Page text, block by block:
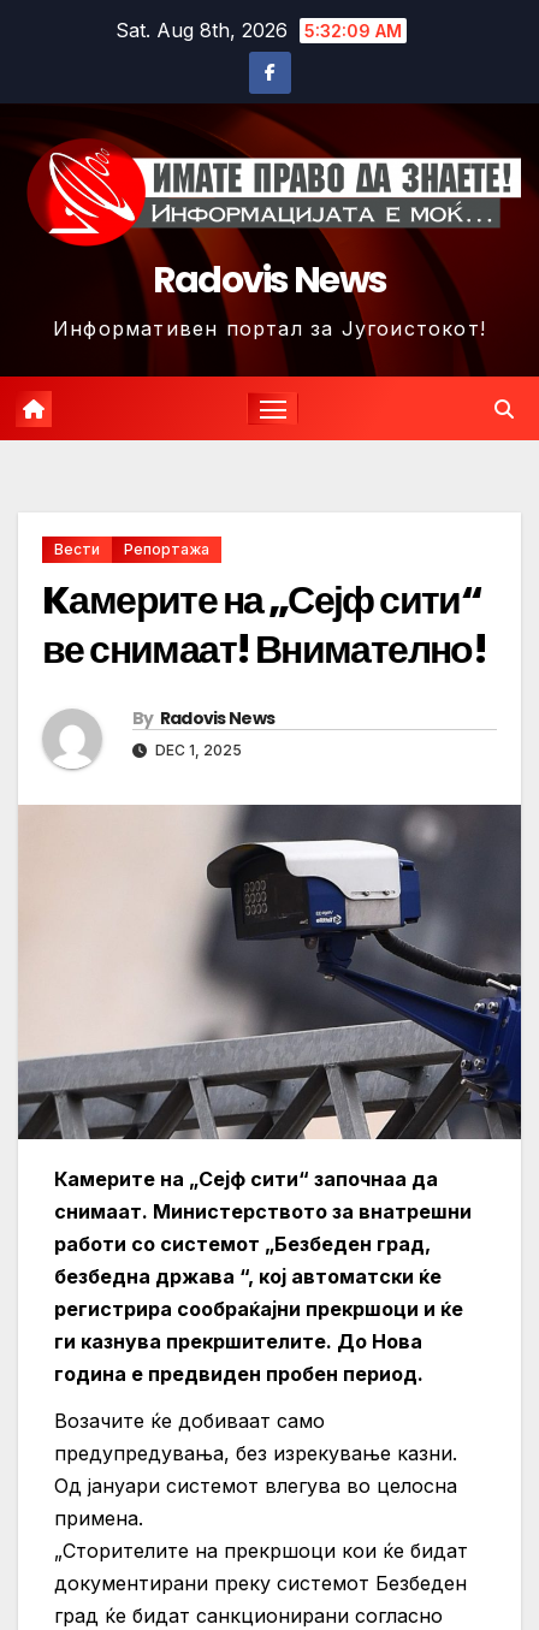
Sat. Aug 8th, 2026 5:32:12 AM
Radovis News
Информативен портал за Југоистокот!
Вести Репортажа
Kамерите на „Сејф сити“
ве снимаат! Внимателно!
By Radovis News
DEC 1, 2025
Камерите на „Сејф сити“ започнаа да
снимаат. Министерството за внатрешни
работи со системот „Безбеден град,
безбедна држава “, кој автоматски ќе
регистрира сообраќајни прекршоци и ќе
ги казнува прекршителите. До Нова
година е предвиден пробен период.
Возачите ќе добиваат само
предупредувања, без изрекување казни.
Од јануари системот влегува во целосна
примена.
„Сторителите на прекршоци кои ќе бидат
документирани преку системот Безбеден
град ќе бидат санкционирани согласно